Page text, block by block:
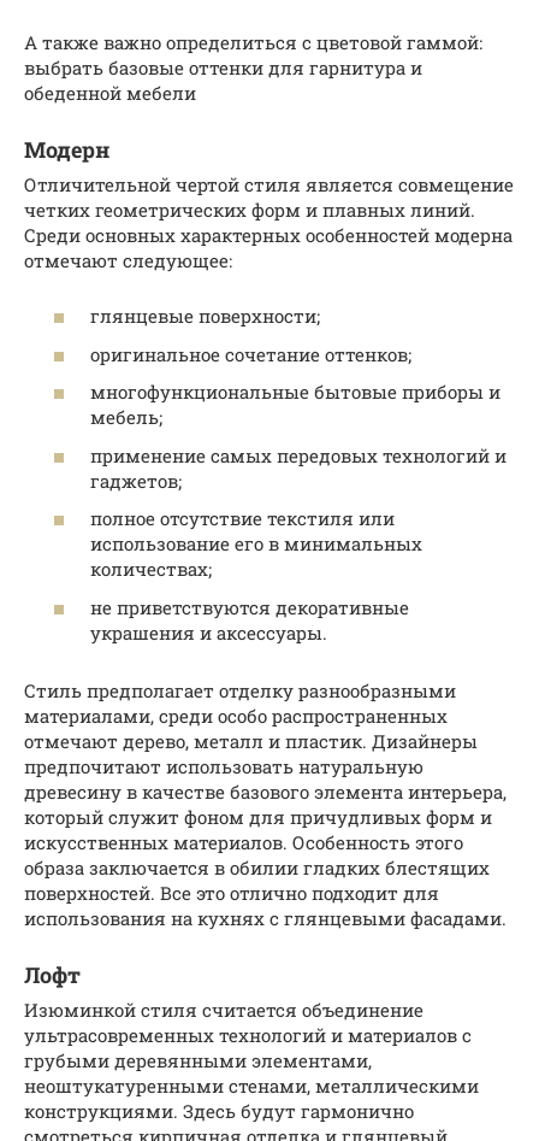
А также важно определиться с цветовой гаммой:
выбрать базовые оттенки для гарнитура и
обеденной мебели
Модерн
Отличительной чертой стиля является совмещение
четких геометрических форм и плавных линий.
Среди основных характерных особенностей модерна
отмечают следующее:
глянцевые поверхности;
оригинальное сочетание оттенков;
многофункциональные бытовые приборы и
мебель;
применение самых передовых технологий и
гаджетов;
полное отсутствие текстиля или
использование его в минимальных
количествах;
не приветствуются декоративные
украшения и аксессуары.
Стиль предполагает отделку разнообразными
материалами, среди особо распространенных
отмечают дерево, металл и пластик. Дизайнеры
предпочитают использовать натуральную
древесину в качестве базового элемента интерьера,
который служит фоном для причудливых форм и
искусственных материалов. Особенность этого
образа заключается в обилии гладких блестящих
поверхностей. Все это отлично подходит для
использования на кухнях с глянцевыми фасадами.
Лофт
Изюминкой стиля считается объединение
ультрасовременных технологий и материалов с
грубыми деревянными элементами,
неоштукатуренными стенами, металлическими
конструкциями. Здесь будут гармонично
смотреться кирпичная отделка и глянцевый